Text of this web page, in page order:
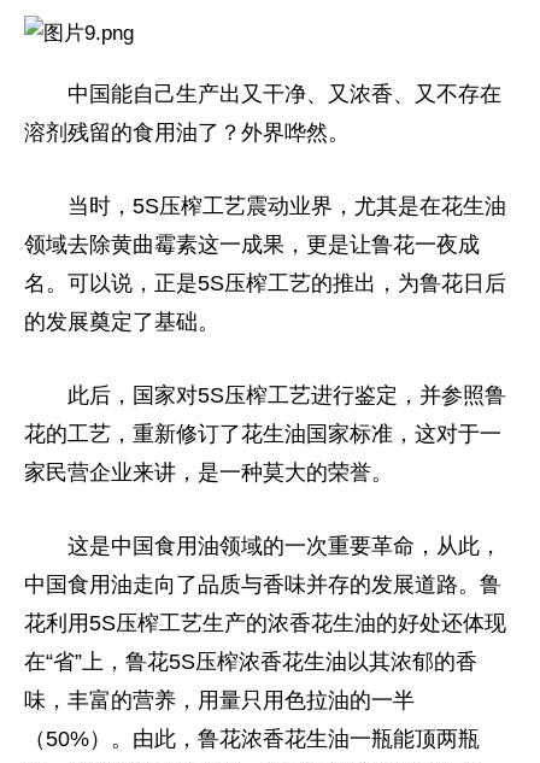
中国能自己生产出又干净、又浓香、又不存在
溶剂残留的食用油了？外界哗然。
当时，5S压榨工艺震动业界，尤其是在花生油
领域去除黄曲霉素这一成果，更是让鲁花一夜成
名。可以说，正是5S压榨工艺的推出，为鲁花日后
的发展奠定了基础。
此后，国家对5S压榨工艺进行鉴定，并参照鲁
花的工艺，重新修订了花生油国家标准，这对于一
家民营企业来讲，是一种莫大的荣誉。
这是中国食用油领域的一次重要革命，从此，
中国食用油走向了品质与香味并存的发展道路。鲁
花利用5S压榨工艺生产的浓香花生油的好处还体现
在“省”上，鲁花5S压榨浓香花生油以其浓郁的香
味，丰富的营养，用量只用色拉油的一半
（50%）。由此，鲁花浓香花生油一瓶能顶两瓶